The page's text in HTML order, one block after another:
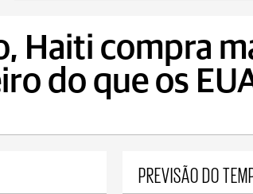
Haiti compra
do que os
PREVISÃO DO